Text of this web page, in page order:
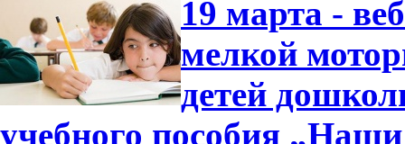
19 марта -
мелкой
детей
учебного пособия